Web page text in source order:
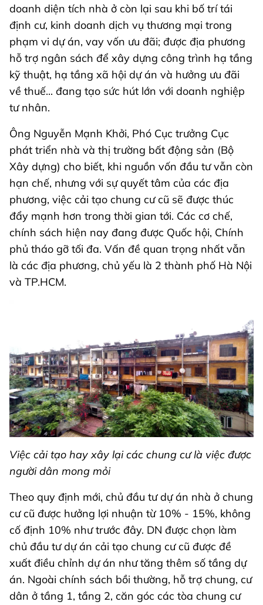
doanh diện tích nhà ở còn lại sau khi bố trí tái
định cư, kinh doanh dịch vụ thương mại trong
phạm vi dự án, vay vốn ưu đãi; được địa phương
hỗ trợ ngân sách để xây dựng công trình hạ tầng
kỹ thuật, hạ tầng xã hội dự án và hưởng ưu đãi
về thuế... đang tạo sức hút lớn với doanh nghiệp
tư nhân.
Ông Nguyễn Mạnh Khởi, Phó Cục trưởng Cục
phát triển nhà và thị trường bất động sản (Bộ
Xây dựng) cho biết, khi nguồn vốn đầu tư vẫn còn
hạn chế, nhưng với sự quyết tâm của các địa
phương, việc cải tạo chung cư cũ sẽ được thúc
đẩy mạnh hơn trong thời gian tới. Các cơ chế,
chính sách hiện nay đang được Quốc hội, Chính
phủ tháo gỡ tối đa. Vấn đề quan trọng nhất vẫn
là các địa phương, chủ yếu là 2 thành phố Hà Nội
và TP.HCM.
Việc cải tạo hay xây lại các chung cư là việc được
người dân mong mỏi
Theo quy định mới, chủ đầu tư dự án nhà ở chung
cư cũ được hưởng lợi nhuận từ 10% - 15%, không
cố định 10% như trước đây. DN được chọn làm
chủ đầu tư dự án cải tạo chung cư cũ được đề
xuất điều chỉnh dự án như tăng thêm số tầng dự
án. Ngoài chính sách bồi thường, hỗ trợ chung, cư
dân ở tầng 1, tầng 2, căn góc các tòa chung cư